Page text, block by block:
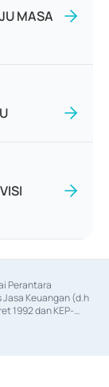
MASA
Perantara
Keuangan (d.h
1992 dan KEP-
Penjamin Emisi
Nomor KEP-